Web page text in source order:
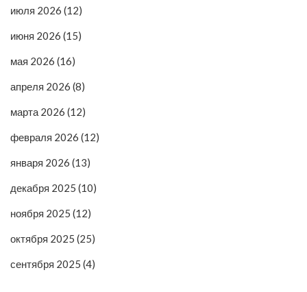
июля 2026 (12)
июня 2026 (15)
мая 2026 (16)
апреля 2026 (8)
марта 2026 (12)
февраля 2026 (12)
января 2026 (13)
декабря 2025 (10)
ноября 2025 (12)
октября 2025 (25)
сентября 2025 (4)